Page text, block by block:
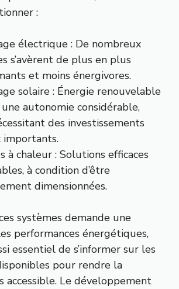
:
électrique : De nombreux
s’avèrent de plus en plus
et moins énergivores.
solaire : Énergie renouvelable
autonomie considérable,
des investissements
importants.
à chaleur : Solutions efficaces
à condition d’être
dimensionnées.
systèmes demande une
performances énergétiques,
essentiel de s’informer sur les
pour rendre la
accessible. Le développement